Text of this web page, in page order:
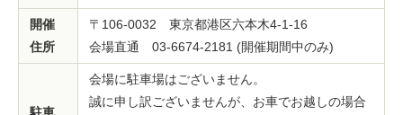
開催
住所
〒106-0032 東京都港区六本木4-1-16
会場直通 03-6674-2181 (開催期間中のみ)
会場に駐車場はございません。
誠に申し訳ございませんが、お車でお越しの場合